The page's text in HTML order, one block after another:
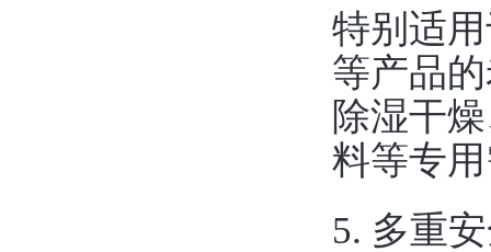
特别适
等产品
除湿干
料等专
5. ‌多重